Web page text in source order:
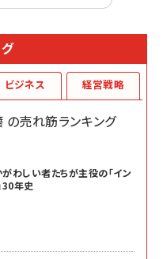
売れ筋ランキング
わしい者たちが主役の「イン
30年史
ビジネス 経営戦略